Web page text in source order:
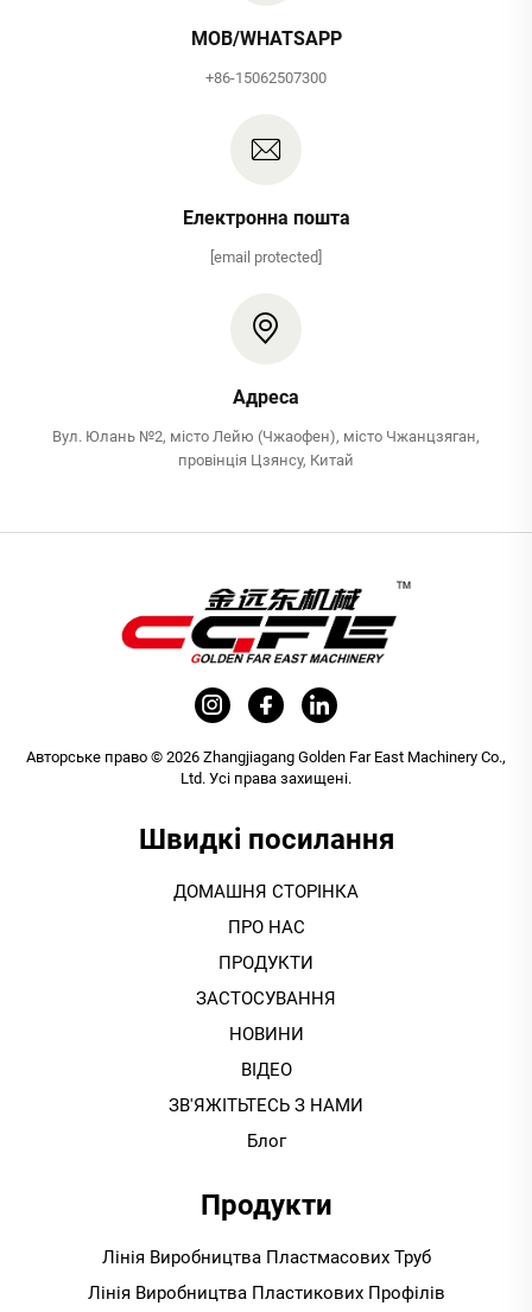
MOB/WHATSAPP
+86-15062507300
Електронна пошта
[email protected]
Адреса
Вул. Юлань №2, місто Лейю (Чжаофен), місто Чжанцзяган,
провінція Цзянсу, Китай
Авторське право © 2026 Zhangjiagang Golden Far East Machinery Co.,
Ltd. Усі права захищені.
Швидкі посилання
ДОМАШНЯ СТОРІНКА
ПРО НАС
ПРОДУКТИ
ЗАСТОСУВАННЯ
НОВИНИ
ВІДЕО
ЗВ'ЯЖІТЬТЕСЬ З НАМИ
Блог
Продукти
Лінія Виробництва Пластмасових Труб
Лінія Виробництва Пластикових Профілів